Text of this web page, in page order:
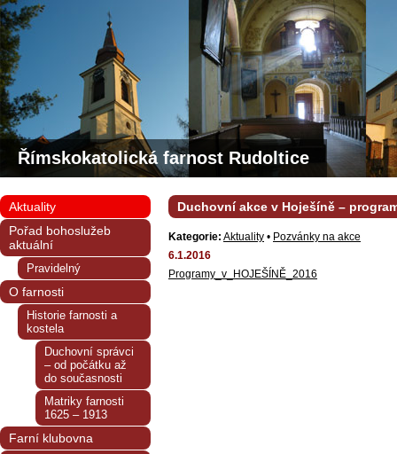
Římskokatolická farnost Rudoltice
Duchovní akce v Hoješíně –
Kategorie: Aktuality • Pozvánky na akce
6.1.2016
Programy_v_HOJEŠÍNĚ_2016
Aktuality
Pořad bohoslužeb
aktuální
Pravidelný
O farnosti
Historie farnosti a
kostela
Duchovní správci
– od počátku až
do současnosti
Matriky farnosti
1625 – 1913
Farní klubovna